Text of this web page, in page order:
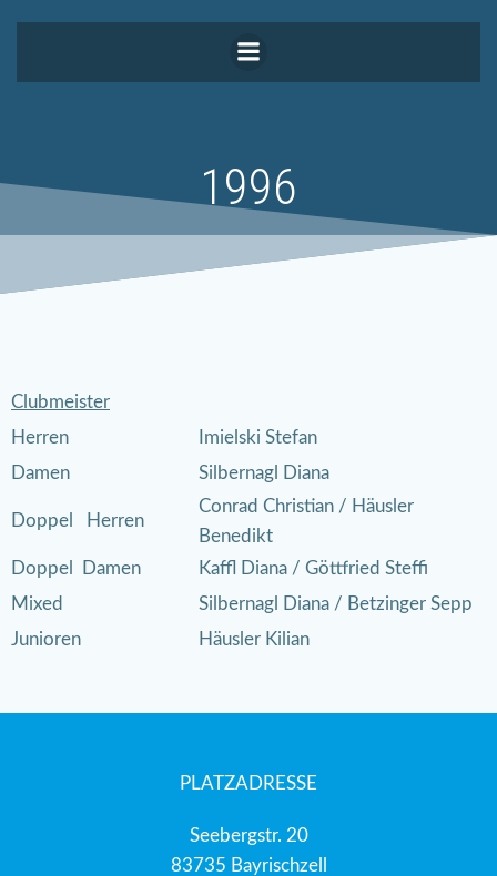
Inhalt
1996
Clubmeister
Herren
Imielski Stefan
Damen
Silbernagl Diana
Doppel Herren
Conrad Christian / Häusler
Benedikt
Doppel Damen
Kaffl Diana / Göttfried Steffi
Mixed
Silbernagl Diana / Betzinger Sepp
Junioren
Häusler Kilian
PLATZADRESSE
Seebergstr. 20
83735 Bayrischzell